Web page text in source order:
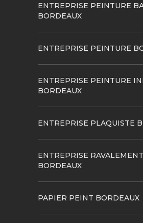
ENTREPRISE PEINTURE
BORDEAUX
ENTREPRISE PEINTURE
ENTREPRISE PEINTURE
BORDEAUX
ENTREPRISE PLAQUISTE
ENTREPRISE
BORDEAUX
PAPIER PEINT BORDEAUX